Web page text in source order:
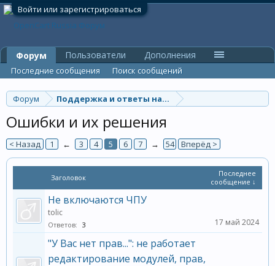
Войти или зарегистрироваться
Форум Поддержка и ответы на вопросы
Ошибки и их решения
< Назад 1 ← 3 4 5 6 7 → 54 Вперёд >
Заголовок
Последнее
сообщение ↓
Не включаются ЧПУ
tolic
Ответов: 3 17 май 2024
"У Вас нет прав...": не работает
редактирование модулей, прав,
Форум
Последние сообщения Поиск сообщений
Пользователи Дополнения